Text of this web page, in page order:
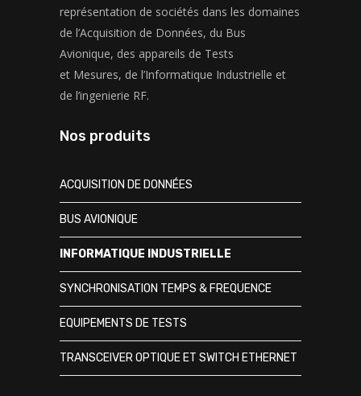
représentation de sociétés dans les domaines
de l’Acquisition de Données, du Bus
Avionique, des appareils de Tests
et Mesures, de l’Informatique Industrielle et
de l’ingenierie RF.
Nos produits
ACQUISITION DE DONNÉES
BUS AVIONIQUE
INFORMATIQUE INDUSTRIELLE
SYNCHRONISATION TEMPS & FREQUENCE
EQUIPEMENTS DE TESTS
TRANSCEIVER OPTIQUE ET SWITCH ETHERNET